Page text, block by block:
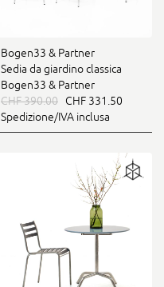
Bogen33 & Partner
Sedia da giardino classica
Bogen33 & Partner
CHF 390.00 CHF 331.50
Spedizione/IVA inclusa